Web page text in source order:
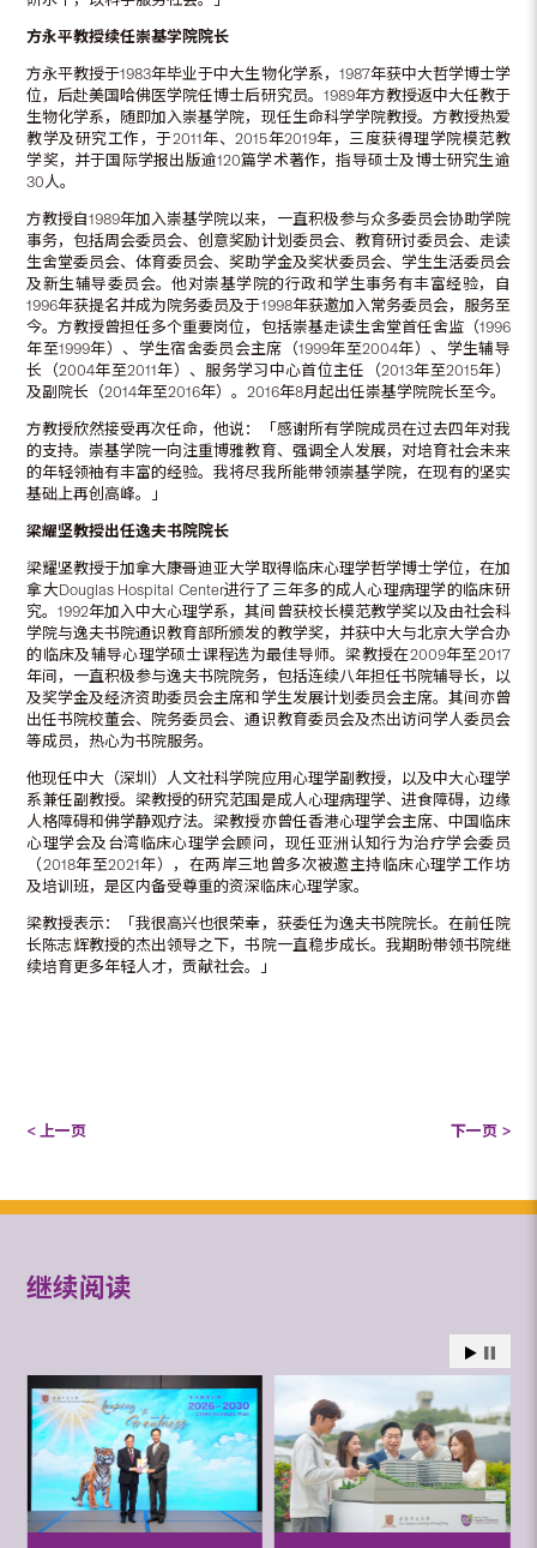
方永平教授续任崇基学院院长
方永平教授于1983年毕业于中大生物化学系，1987年获中大哲学博士学
位，后赴美国哈佛医学院任博士后研究员。1989年方教授返中大任教于
生物化学系，随即加入崇基学院，现任生命科学学院教授。方教授热爱
教学及研究工作，于2011年、2015年2019年，三度获得理学院模范教
学奖，并于国际学报出版逾120篇学术著作，指导硕士及博士研究生逾
30人。
方教授自1989年加入崇基学院以来，一直积极参与众多委员会协助学院
事务，包括周会委员会、创意奖励计划委员会、教育研讨委员会、走读
生舍堂委员会、体育委员会、奖助学金及奖状委员会、学生生活委员会
及新生辅导委员会。他对崇基学院的行政和学生事务有丰富经验，自
1996年获提名并成为院务委员及于1998年获邀加入常务委员会，服务至
今。方教授曾担任多个重要岗位，包括崇基走读生舍堂首任舍监（1996
年至1999年）、学生宿舍委员会主席（1999年至2004年）、学生辅导
长（2004年至2011年）、服务学习中心首位主任（2013年至2015年）
及副院长（2014年至2016年）。2016年8月起出任崇基学院院长至今。
方教授欣然接受再次任命，他说：「感谢所有学院成员在过去四年对我
的支持。崇基学院一向注重博雅教育、强调全人发展，对培育社会未来
的年轻领袖有丰富的经验。我将尽我所能带领崇基学院，在现有的坚实
基础上再创高峰。」
梁耀坚教授出任逸夫书院院长
梁耀坚教授于加拿大康哥迪亚大学取得临床心理学哲学博士学位，在加
拿大Douglas Hospital Center进行了三年多的成人心理病理学的临床研
究。1992年加入中大心理学系，其间曾获校长模范教学奖以及由社会科
学院与逸夫书院通识教育部所颁发的教学奖，并获中大与北京大学合办
的临床及辅导心理学硕士课程选为最佳导师。梁教授在2009年至2017
年间，一直积极参与逸夫书院院务，包括连续八年担任书院辅导长，以
及奖学金及经济资助委员会主席和学生发展计划委员会主席。其间亦曾
出任书院校董会、院务委员会、通识教育委员会及杰出访问学人委员会
等成员，热心为书院服务。
他现任中大（深圳）人文社科学院应用心理学副教授，以及中大心理学
系兼任副教授。梁教授的研究范围是成人心理病理学、进食障碍，边缘
人格障碍和佛学静观疗法。梁教授亦曾任香港心理学会主席、中国临床
心理学会及台湾临床心理学会顾问，现任亚洲认知行为治疗学会委员
（2018年至2021年），在两岸三地曾多次被邀主持临床心理学工作坊
及培训班，是区内备受尊重的资深临床心理学家。
梁教授表示：「我很高兴也很荣幸，获委任为逸夫书院院长。在前任院
长陈志辉教授的杰出领导之下，书院一直稳步成长。我期盼带领书院继
续培育更多年轻人才，贡献社会。」
< 上一页 下一页 >
继续阅读